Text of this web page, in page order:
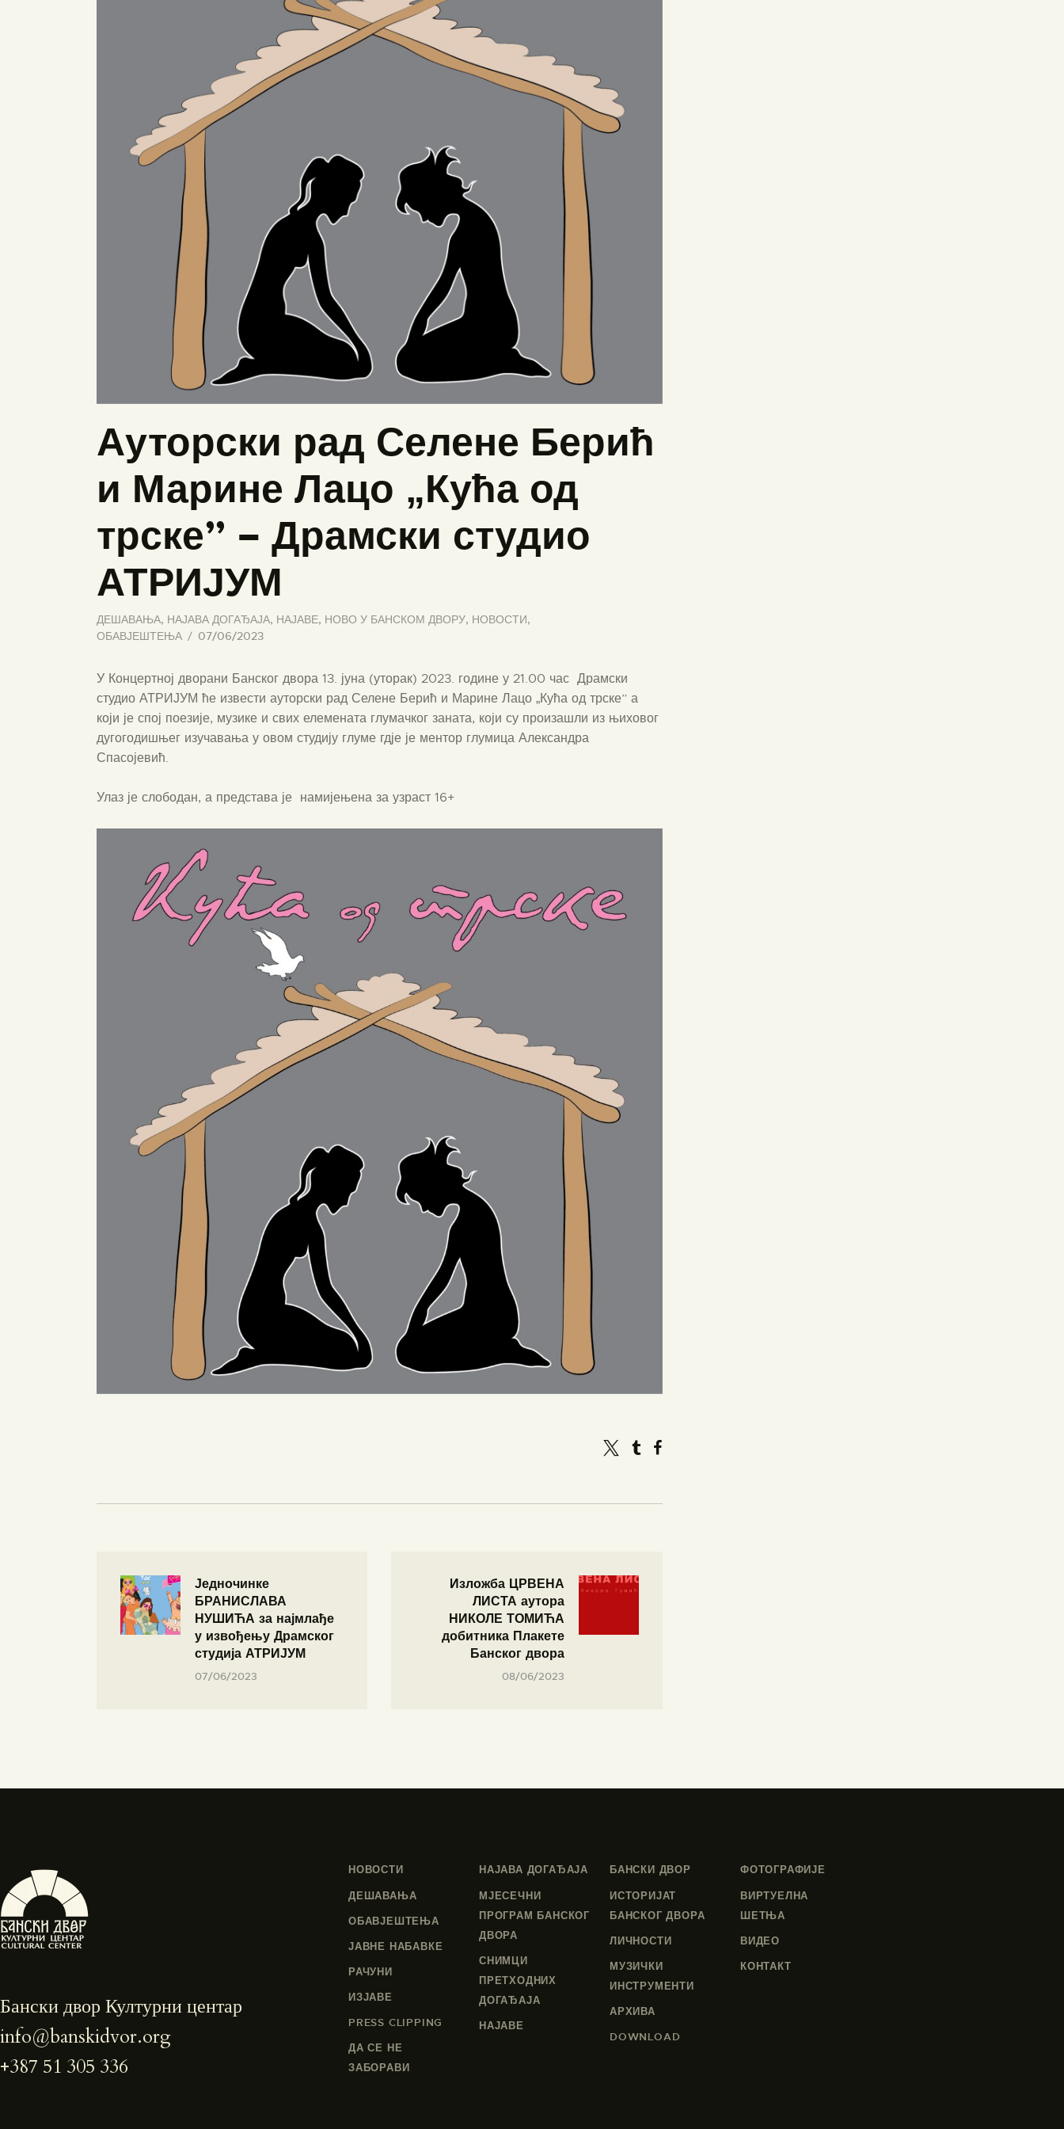
Ауторски рад Селене Берић
и Марине Лацо „Кућа од
трске” – Драмски студио
АТРИЈУМ
ДЕШАВАЊА, НАЈАВА ДОГАЂАЈА, НАЈАВЕ, НОВО У БАНСКОМ ДВОРУ, НОВОСТИ,
ОБАВЈЕШТЕЊА
07/06/2023
У Концертној дворани Банског двора 13. јуна (уторак) 2023. године у 21.00 час Драмски
студио АТРИЈУМ ће извести ауторски рад Селене Берић и Марине Лацо „Кућа од трске” а
који је спој поезије, музике и свих елемената глумачког заната, који су произашли из њиховог
дугогодишњег изучавања у овом студију глуме гдје је ментор глумица Александра
Спасојевић.
Улаз је слободан, а представа је намијењена за узраст 16+
Једночинке
БРАНИСЛАВА
НУШИЋА за најмлађе
у извођењу Драмског
студија АТРИЈУМ
07/06/2023
Изложба ЦРВЕНА
ЛИСТА аутора
НИКОЛЕ ТОМИЋА
добитника Плакете
Банског двора
08/06/2023
Бански двор Културни центар
info@banskidvor.org
+387 51 305 336
НОВОСТИ
ДЕШАВАЊА
ОБАВЈЕШТЕЊА
ЈАВНЕ НАБАВКЕ
РАЧУНИ
ИЗЈАВЕ
PRESS CLIPPING
ДА СЕ НЕ
ЗАБОРАВИ
НАЈАВА ДОГАЂАЈА
МЈЕСЕЧНИ
ПРОГРАМ БАНСКОГ
ДВОРА
СНИМЦИ
ПРЕТХОДНИХ
ДОГАЂАЈА
НАЈАВЕ
БАНСКИ ДВОР
ИСТОРИЈАТ
БАНСКОГ ДВОРА
ЛИЧНОСТИ
МУЗИЧКИ
ИНСТРУМЕНТИ
АРХИВА
DOWNLOAD
ФОТОГРАФИЈЕ
ВИРТУЕЛНА
ШЕТЊА
ВИДЕО
КОНТАКТ